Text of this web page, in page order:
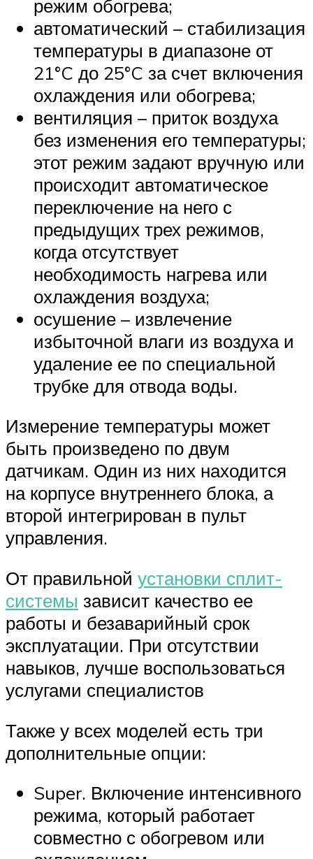
режим обогрева;
автоматический – стабилизация
температуры в диапазоне от
21°C до 25°C за счет включения
охлаждения или обогрева;
вентиляция – приток воздуха
без изменения его температуры;
этот режим задают вручную или
происходит автоматическое
переключение на него с
предыдущих трех режимов,
когда отсутствует
необходимость нагрева или
охлаждения воздуха;
осушение – извлечение
избыточной влаги из воздуха и
удаление ее по специальной
трубке для отвода воды.
Измерение температуры может
быть произведено по двум
датчикам. Один из них находится
на корпусе внутреннего блока, а
второй интегрирован в пульт
управления.
От правильной установки сплит-
системы зависит качество ее
работы и безаварийный срок
эксплуатации. При отсутствии
навыков, лучше воспользоваться
услугами специалистов
Также у всех моделей есть три
дополнительные опции:
Super. Включение интенсивного
режима, который работает
совместно с обогревом или